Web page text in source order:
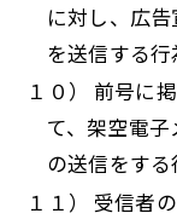
に対し、広
を送信する行
１０） 前号に
て、架空電
の送信をする
１１） 受信者